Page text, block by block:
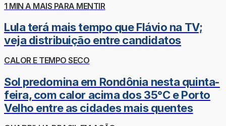
1 MIN A MAIS PARA MENTIR
Lula terá mais tempo que Flávio na TV;
veja distribuição entre candidatos
CALOR E TEMPO SECO
Sol predomina em Rondônia nesta quinta-
feira, com calor acima dos 35°C e Porto
Velho entre as cidades mais quentes